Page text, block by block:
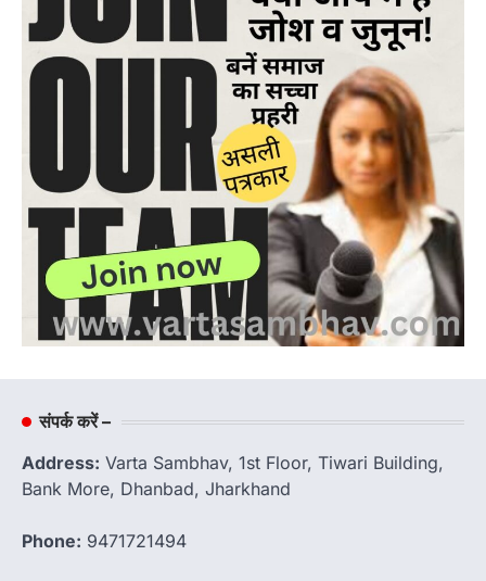
संपर्क करें –
Address: Varta Sambhav, 1st Floor, Tiwari Building,
Bank More, Dhanbad, Jharkhand
Phone: 9471721494